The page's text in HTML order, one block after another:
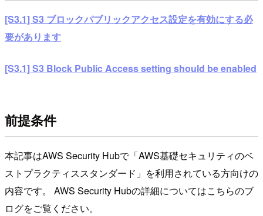
[S3.1] S3 ブロックパブリックアクセス設定を有効にする必
要があります
[S3.1] S3 Block Public Access setting should be enabled
前提条件
本記事はAWS Security Hubで「AWS基礎セキュリティのベ
ストプラクティススタンダード」を利用されている方向けの
内容です。 AWS Security Hubの詳細についてはこちらのブ
ログをご覧ください。